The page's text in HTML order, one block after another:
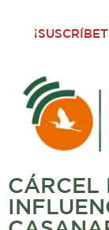
CÁRCEL